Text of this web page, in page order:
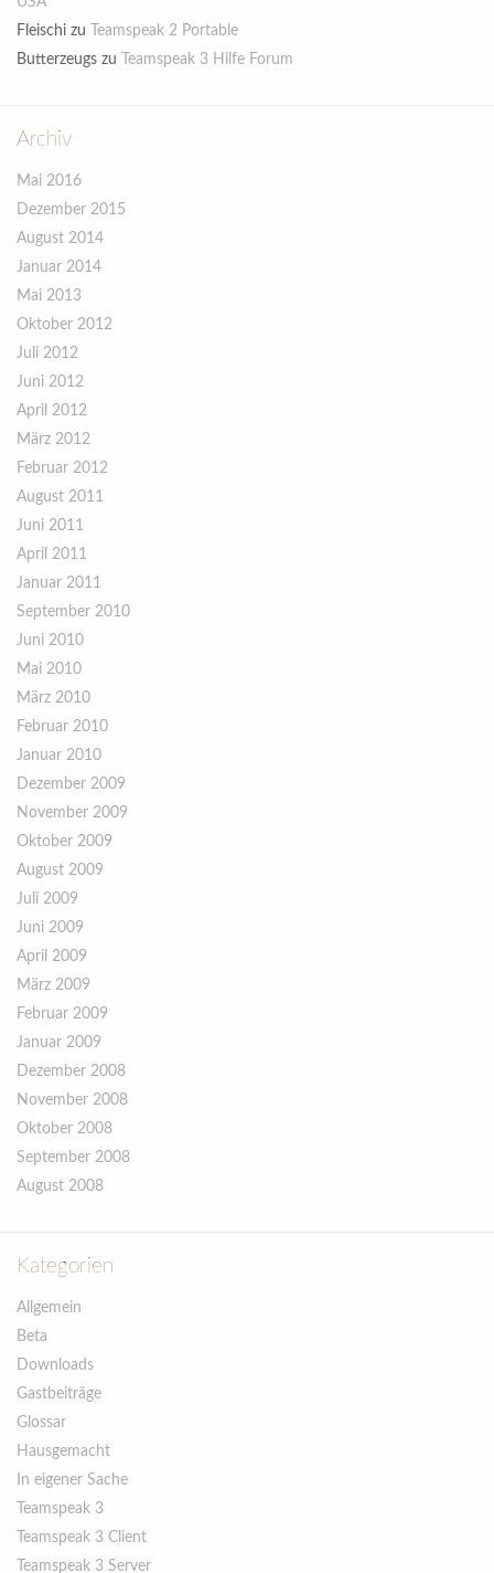
Fleischi zu
Teamspeak 2 Portable
Butterzeugs zu Teamspeak 3 Hilfe Forum
Archiv
Mai 2016
Dezember 2015
August 2014
Januar 2014
Mai 2013
Oktober 2012
Juli 2012
Juni 2012
April 2012
März 2012
Februar 2012
August 2011
Juni 2011
April 2011
Januar 2011
September 2010
Juni 2010
Mai 2010
März 2010
Februar 2010
Januar 2010
Dezember 2009
November 2009
Oktober 2009
August 2009
Juli 2009
Juni 2009
April 2009
März 2009
Februar 2009
Januar 2009
Dezember 2008
November 2008
Oktober 2008
September 2008
August 2008
Kategorien
Allgemein
Beta
Downloads
Gastbeiträge
Glossar
Hausgemacht
In eigener Sache
Teamspeak 3
Teamspeak 3 Client
Teamspeak 3 Server